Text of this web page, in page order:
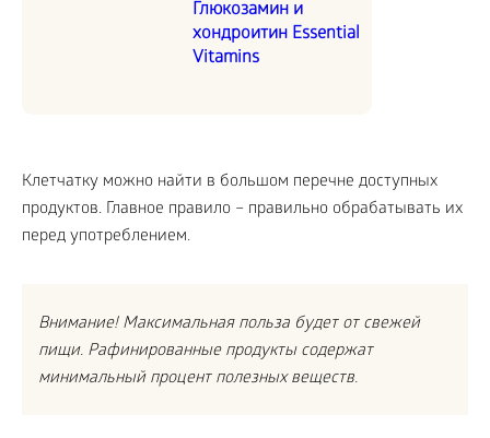
Глюкозамин и
хондроитин Essential
Vitamins
Клетчатку можно найти в большом перечне доступных
продуктов. Главное правило – правильно обрабатывать их
перед употреблением.
Внимание! Максимальная польза будет от свежей
пищи. Рафинированные продукты содержат
минимальный процент полезных веществ.